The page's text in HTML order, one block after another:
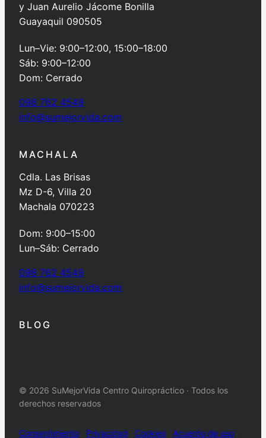
y Juan Aurelio Jácome Bonilla
Guayaquil 090505
Lun–Vie: 9:00–12:00, 15:00–18:00
Sáb: 9:00–12:00
Dom: Cerrado
098 762 4549
info@sumejorvida.com
MACHALA
Cdla. Las Brisas
Mz D-6, Villa 20
Machala 070223
Dom: 9:00–15:00
Lun–Sáb: Cerrado
098 762 4549
info@sumejorvida.com
BLOG
© 2026 SuMejorVida Centro Quiropráctico · Todos los
derechos reservados
Consentimiento · Privacidad · Cookies · Acuerdo de uso ·